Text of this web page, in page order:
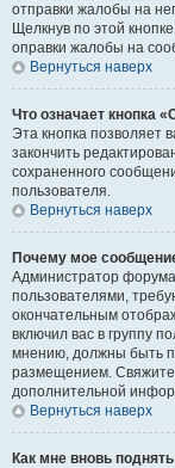
отправки жалобы на
Щелкнув по этой
оправки жалобы на
Вернуться наверх
Что означает кнопка
Эта кнопка позволяет
закончить
сохраненного
пользователя.
Вернуться наверх
Почему мое
Администратор
пользователями,
окончательным
включил вас в группу
мнению, должны быть
размещением.
дополнительной
Вернуться наверх
Как мне вновь